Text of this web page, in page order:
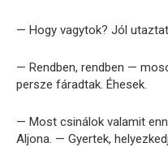
— Hogy vagytok? Jól
— Rendben, rendben —
persze fáradtak. Éhesek.
— Most csinálok valamit
Aljona. — Gyertek,